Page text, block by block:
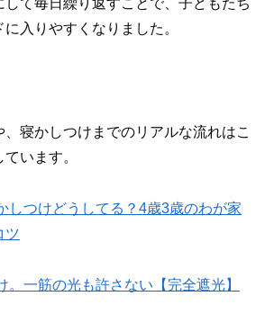
入りやすくなりました。
寝かしつけまでのリアルな流れはこ
います。
しつけどうしてる？4歳3歳のわが家
ツ
。一筋の光も許さない【完全遮光】